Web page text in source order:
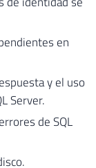
en
y el uso
Server.
de SQL